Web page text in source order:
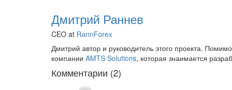
Дмитрий Раннев
CEO at RannForex
Дмитрий автор и руководитель этого проекта.
компании AMTS Solutions, которая знаимается
Комментарии (2)